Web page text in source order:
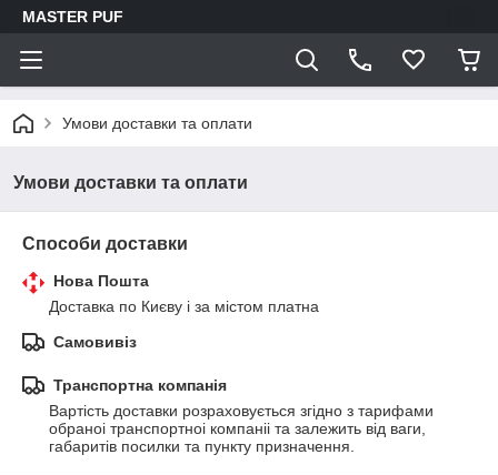
MASTER PUF
Умови доставки та оплати
Умови доставки та оплати
Способи доставки
Нова Пошта
Доставка по Києву і за містом платна
Самовивіз
Транспортна компанія
Вартість доставки розраховується згідно з тарифами
обраноі транспортноі компаніі та залежить від ваги,
габаритів посилки та пункту призначення.